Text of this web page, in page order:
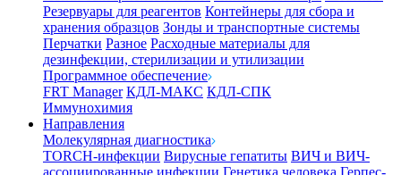
Резервуары для реагентов Контейнеры для сбора и
хранения образцов Зонды и транспортные системы
Перчатки Разное Расходные материалы для
дезинфекции, стерилизации и утилизации
Программное обеспечение
FRT Manager КДЛ-МАКС КДЛ-СПК
Иммунохимия
Направления
Молекулярная диагностика
TORCH-инфекции Вирусные гепатиты ВИЧ и ВИЧ-
ассоциированные инфекции Генетика человека Герпес-